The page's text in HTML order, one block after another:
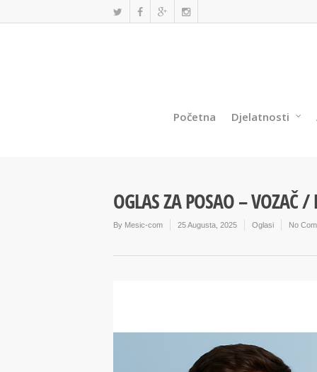
Početna Djelatnosti
OGLAS ZA POSAO – VOZAČ
By Mesic-com 25 Augusta, 2025 Oglasi No